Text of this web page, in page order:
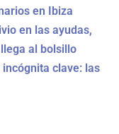
en Ibiza
en las ayudas,
al bolsillo
clave: las